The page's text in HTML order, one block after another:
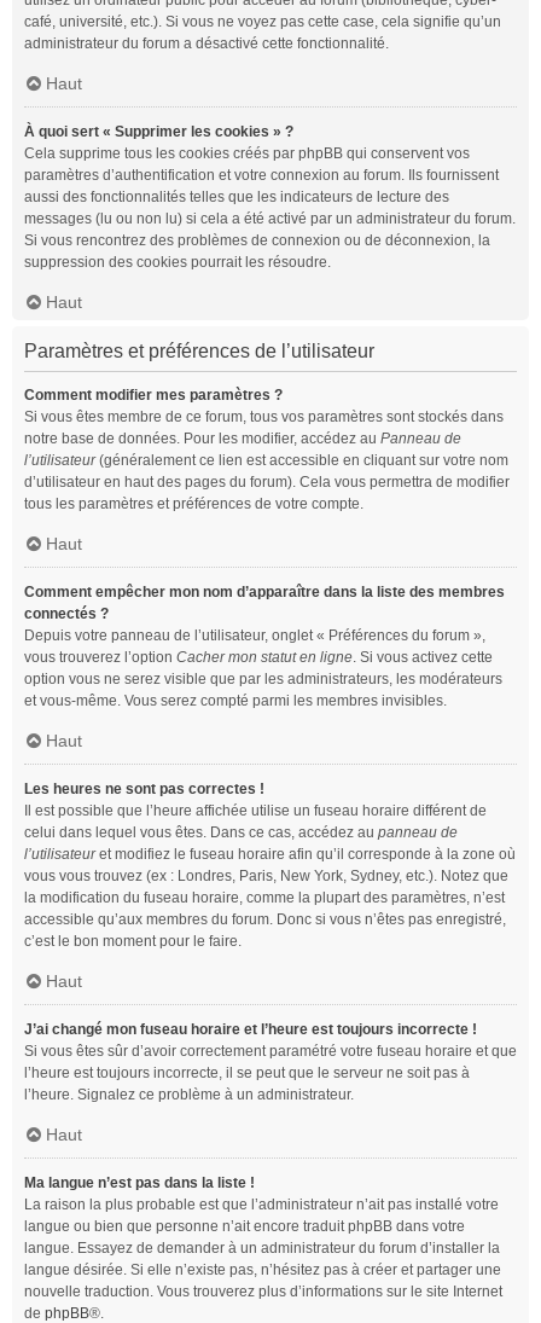
café, université, etc.). Si vous ne voyez pas cette case, cela signifie qu’un
administrateur du forum a désactivé cette fonctionnalité.
Haut
À quoi sert « Supprimer les cookies » ?
Cela supprime tous les cookies créés par phpBB qui conservent vos
paramètres d’authentification et votre connexion au forum. Ils fournissent
aussi des fonctionnalités telles que les indicateurs de lecture des
messages (lu ou non lu) si cela a été activé par un administrateur du forum.
Si vous rencontrez des problèmes de connexion ou de déconnexion, la
suppression des cookies pourrait les résoudre.
Haut
Paramètres et préférences de l’utilisateur
Comment modifier mes paramètres ?
Si vous êtes membre de ce forum, tous vos paramètres sont stockés dans
notre base de données. Pour les modifier, accédez au Panneau de
l’utilisateur(généralement ce lien est accessible en cliquant sur votre nom
d’utilisateur en haut des pages du forum). Cela vous permettra de modifier
tous les paramètres et préférences de votre compte.
Haut
Comment empêcher mon nom d’apparaître dans la liste des membres
connectés ?
Depuis votre panneau de l’utilisateur, onglet « Préférences du forum »,
vous trouverez l’option Cacher mon statut en ligne. Si vous activez cette
option vous ne serez visible que par les administrateurs, les modérateurs
et vous-même. Vous serez compté parmi les membres invisibles.
Haut
Les heures ne sont pas correctes !
Il est possible que l’heure affichée utilise un fuseau horaire différent de
celui dans lequel vous êtes. Dans ce cas, accédez au panneau de
l’utilisateuret modifiez le fuseau horaire afin qu’il corresponde à la zone où
vous vous trouvez (ex : Londres, Paris, New York, Sydney, etc.). Notez que
la modification du fuseau horaire, comme la plupart des paramètres, n’est
accessible qu’aux membres du forum. Donc si vous n’êtes pas enregistré,
c’est le bon moment pour le faire.
Haut
J’ai changé mon fuseau horaire et l’heure est toujours incorrecte !
Si vous êtes sûr d’avoir correctement paramétré votre fuseau horaire et que
l’heure est toujours incorrecte, il se peut que le serveur ne soit pas à
l’heure. Signalez ce problème à un administrateur.
Haut
Ma langue n’est pas dans la liste !
La raison la plus probable est que l’administrateur n’ait pas installé votre
langue ou bien que personne n’ait encore traduit phpBB dans votre
langue. Essayez de demander à un administrateur du forum d’installer la
langue désirée. Si elle n’existe pas, n’hésitez pas à créer et partager une
nouvelle traduction. Vous trouverez plus d’informations sur le site Internet
de phpBB®.